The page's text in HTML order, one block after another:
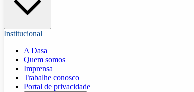
Institucional
A Dasa
Quem somos
Imprensa
Trabalhe conosco
Portal de privacidade